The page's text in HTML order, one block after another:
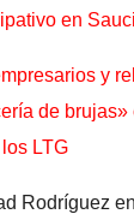
en
y
de brujas»
LTG
Rodríguez en